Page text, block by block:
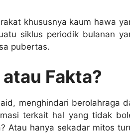
khususnya kaum hawa
siklus periodik bulanan
pubertas.
Fakta?
menghindari berolahraga
terkait hal yang tidak
Atau hanya sekadar mitos